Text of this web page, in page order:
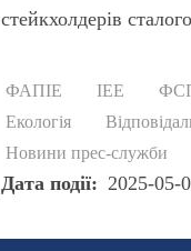
стейкхолдерів
ФАПІЕ ІЕЕ
Екологія
Новини прес-служби
Дата події 2025-05-